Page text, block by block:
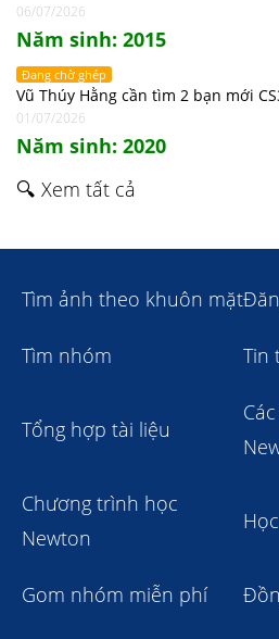
06/07/2026
Năm sinh: 2015
Đang chờ ghép
Vũ Thúy Hằng cần tìm 2 bạn mới
01/07/2026
Năm sinh: 2020
🔍 Xem tất cả
Tìm ảnh theo khuôn mặt
Tìm nhóm Tin
Tổng hợp tài liệu
Chương trình học
Newton
Gom nhóm miễn phí